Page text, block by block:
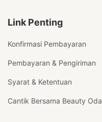
Link Penting
Konfirmasi Pembayaran
Pembayaran & Pengiriman
Syarat & Ketentuan
Cantik Bersama Beauty Oda